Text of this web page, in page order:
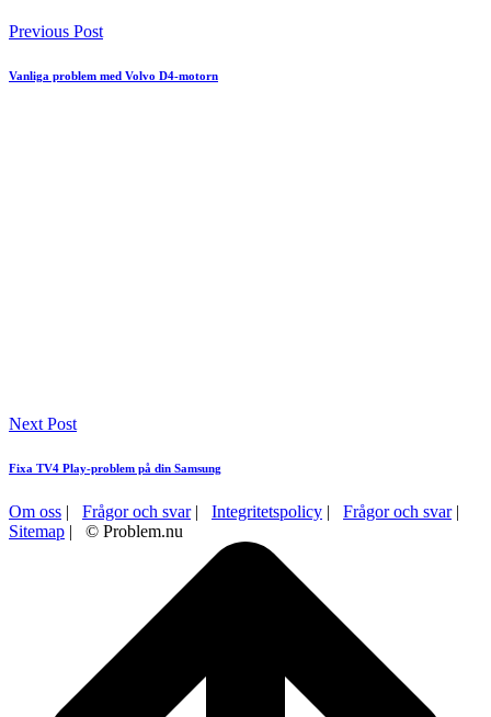
Previous Post
Vanliga problem med Volvo D4-motorn
Next Post
Fixa TV4 Play-problem på din Samsung
Om oss | Frågor och svar| Integritetspolicy | Frågor och svar|
Sitemap | © Problem.nu